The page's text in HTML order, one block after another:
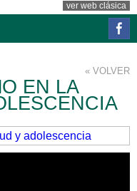
ver web clásica
« VOLVER
EN LA